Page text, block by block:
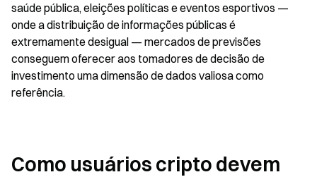
saúde pública, eleições políticas e eventos esportivos —
onde a distribuição de informações públicas é
extremamente desigual — mercados de previsões
conseguem oferecer aos tomadores de decisão de
investimento uma dimensão de dados valiosa como
referência.
Como usuários cripto devem